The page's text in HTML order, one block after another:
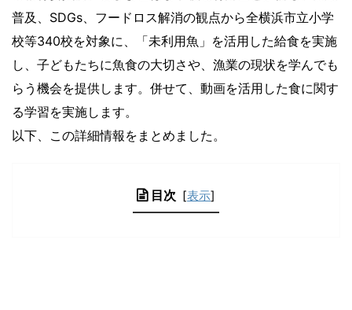
普及、SDGs、フードロス解消の観点から全横浜市立小学
校等340校を対象に、「未利用魚」を活用した給食を実施
し、子どもたちに魚食の大切さや、漁業の現状を学んでも
らう機会を提供します。併せて、動画を活用した食に関す
る学習を実施します。
以下、この詳細情報をまとめました。
目次 [表示]